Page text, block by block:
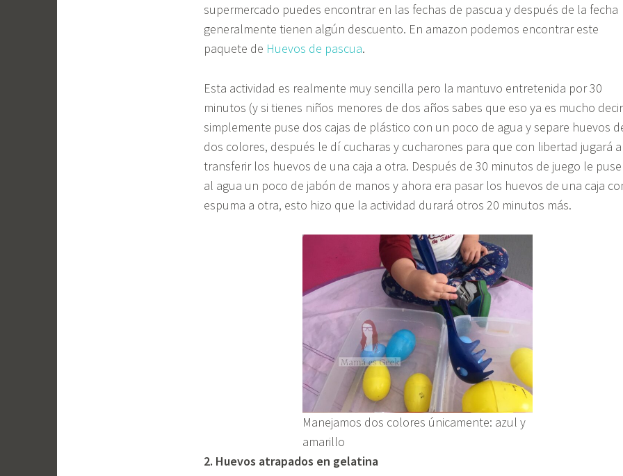
supermercado puedes encontrar en las fechas de pascua y después de la fecha
generalmente tienen algún descuento. En amazon podemos encontrar este
paquete de Huevos de pascua.
Esta actividad es realmente muy sencilla pero la mantuvo entretenida por 30
minutos (y si tienes niños menores de dos años sabes que eso ya es mucho
simplemente puse dos cajas de plástico con un poco de agua y separe huevos
dos colores, después le dí cucharas y cucharones para que con libertad jugará a
transferir los huevos de una caja a otra. Después de 30 minutos de juego le puse
al agua un poco de jabón de manos y ahora era pasar los huevos de una caja
espuma a otra, esto hizo que la actividad durará otros 20 minutos más.
Manejamos dos colores únicamente: azul y
amarillo
2. Huevos atrapados en gelatina